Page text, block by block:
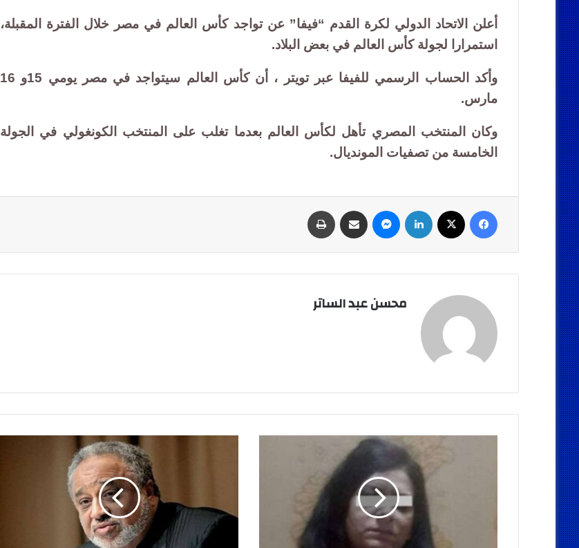
أعلن الاتحاد الدولي لكرة القدم “فيفا” عن تواجد كأس العالم في مصر خلال الفترة المقبلة،
استمرارا لجولة كأس العالم في بعض البلاد.
وأكد الحساب الرسمي للفيفا عبر تويتر ، أن كأس العالم سيتواجد في مصر يومي 15و 16
مارس.
وكان المنتخب المصري تأهل لكأس العالم بعدما تغلب على المنتخب الكونغولي في الجولة
الخامسة من تصفيات المونديال.
فيسبوك لينكدإن ماسنجر مشاركة عبر البريد
محسن عبد الساتر
ممول